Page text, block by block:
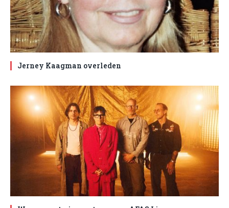
Jerney Kaagman overleden